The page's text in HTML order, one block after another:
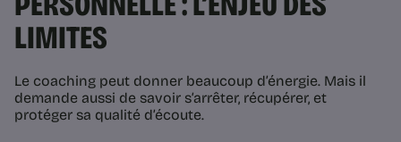
LIMITES
Le coaching peut donner beaucoup d’énergie. Mais il
demande aussi de savoir s’arrêter, récupérer, et
protéger sa qualité d’écoute.